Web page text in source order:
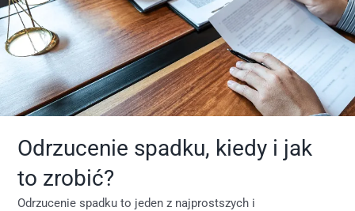
Odrzucenie spadku, kiedy i jak
to zrobić?
Odrzucenie spadku to jeden z najprostszych i